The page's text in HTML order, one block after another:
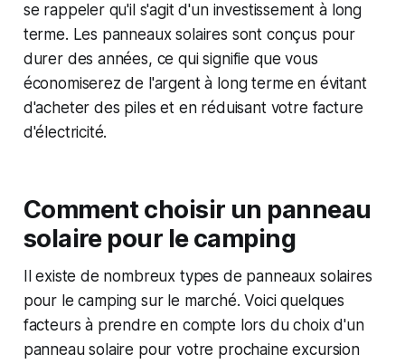
se rappeler qu'il s'agit d'un investissement à long
terme. Les panneaux solaires sont conçus pour
durer des années, ce qui signifie que vous
économiserez de l'argent à long terme en évitant
d'acheter des piles et en réduisant votre facture
d'électricité.
Comment choisir un panneau
solaire pour le camping
Il existe de nombreux types de panneaux solaires
pour le camping sur le marché. Voici quelques
facteurs à prendre en compte lors du choix d'un
panneau solaire pour votre prochaine excursion